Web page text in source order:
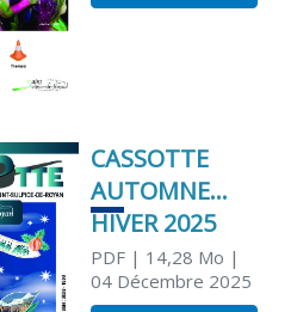
CASSOTTE
AUTOMNE
HIVER 2025
PDF| 14,28 Mo |
04 Décembre 2025